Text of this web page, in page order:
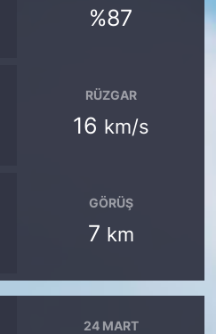
%87
RÜZGAR
16 km/s
GÖRÜŞ
7 km
24 MART